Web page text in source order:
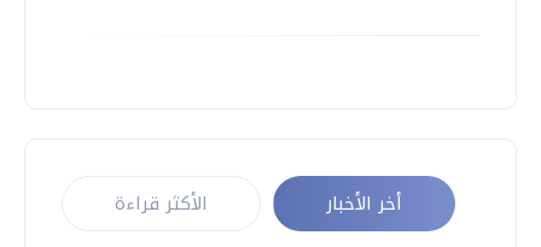
أخر الأخبار الأكثر قراءة